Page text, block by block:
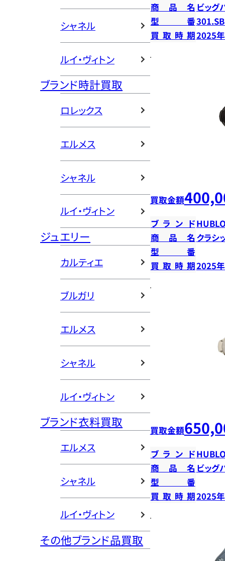
シャネル
ルイ・ヴィトン
ブランド時計買取
ロレックス
エルメス
シャネル
ルイ・ヴィトン
ジュエリー
カルティエ
ブルガリ
エルメス
シャネル
ルイ・ヴィトン
ブランド衣料買取
エルメス
シャネル
ルイ・ヴィトン
その他ブランド品買取
商品名 ビッグ
型番
買取時期2025
買取金額
ブランド
商品名 クラシ
型番
買取時期2025
買取金額
ブランド
商品名 ビッグ
型番
買取時期2025